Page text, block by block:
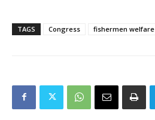
TAGS Congress fishermen welfare